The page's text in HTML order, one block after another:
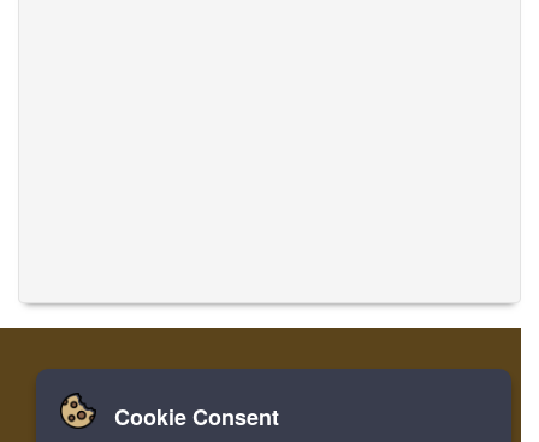
Zuhause Einloggen
Cookie Consent